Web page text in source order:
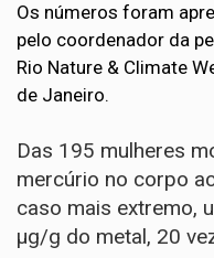
Os números foram
pelo coordenador da
Rio Nature & Climate
de Janeiro.
Das 195 mulheres
mercúrio no corpo
caso mais extremo,
µg/g do metal, 20